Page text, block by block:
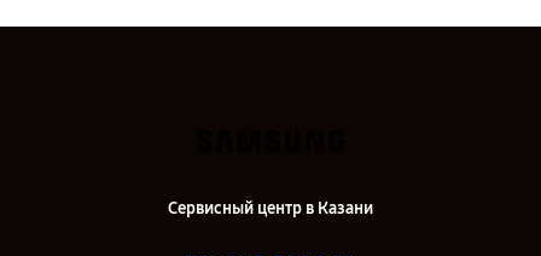
Сервисный центр в Казани